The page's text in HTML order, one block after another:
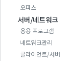
오피스
서버/네트워크
응용 프로그램
네트워크관리
클라이언트/서버